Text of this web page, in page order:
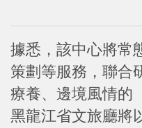
據悉，該中心將常
策劃等服務，聯合
療養、邊境風情的
黑龍江省文旅廳將